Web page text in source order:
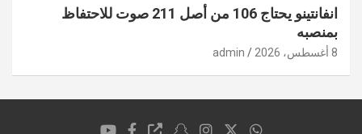
انفانتينو يحتاج 106 من أصل 211 صوت للاحتفاظ
بمنصبه
8 أغسطس، 2026 admin